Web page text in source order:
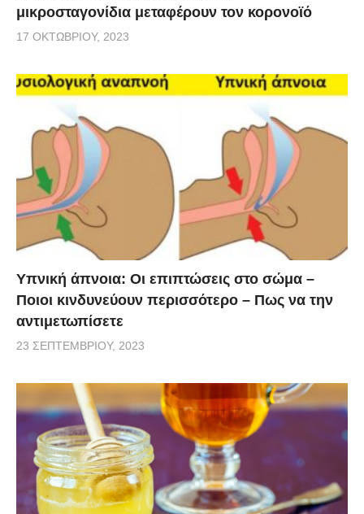
μικροσταγονίδια μεταφέρουν τον κορονοϊό
17 ΟΚΤΩΒΡΊΟΥ, 2023
Υπνική άπνοια: Οι επιπτώσεις στο σώμα –
Ποιοι κινδυνεύουν περισσότερο – Πως να την
αντιμετωπίσετε
23 ΣΕΠΤΕΜΒΡΊΟΥ, 2023